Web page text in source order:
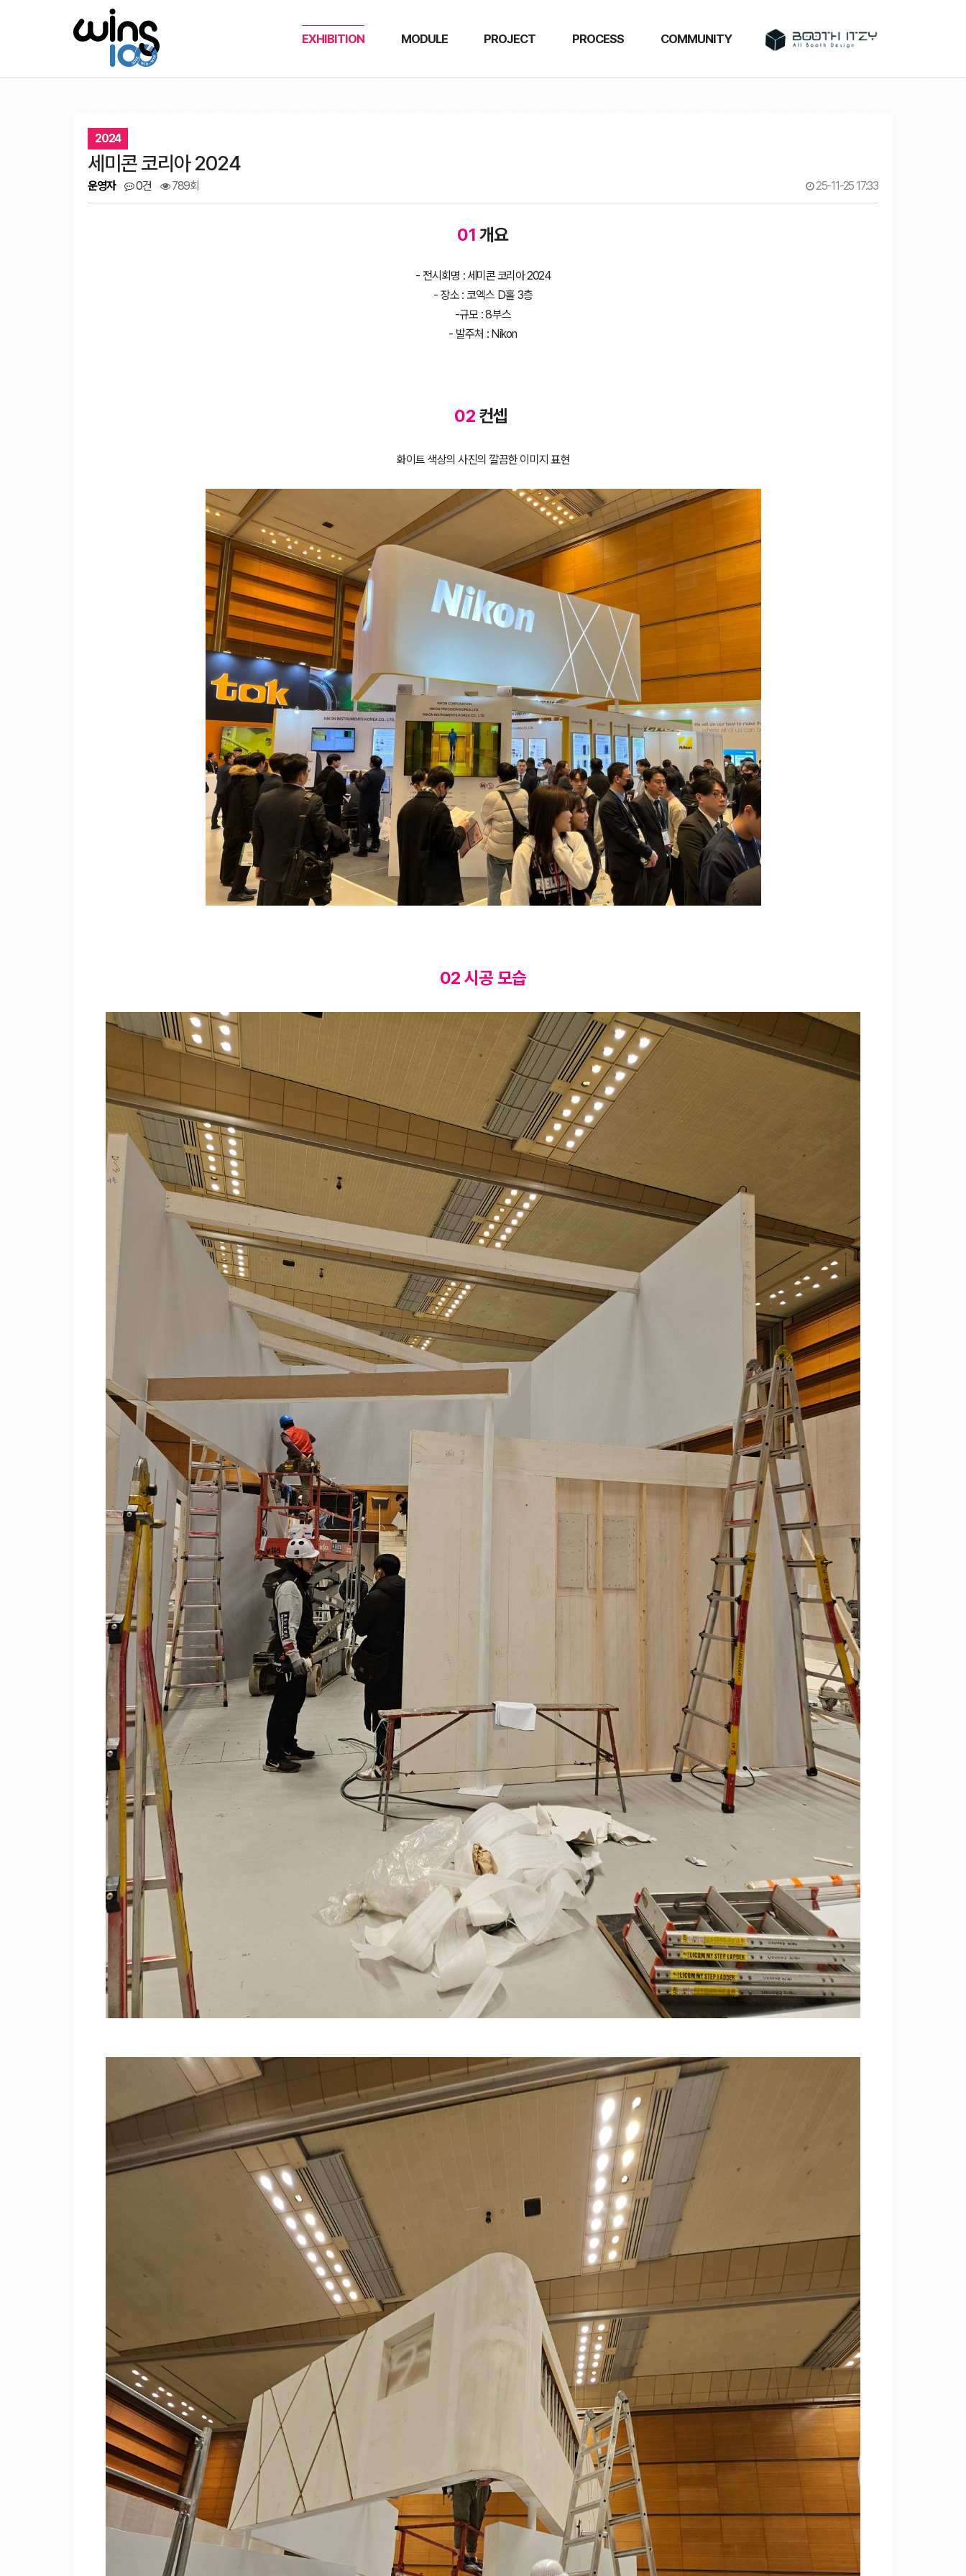
EXHIBITION MODULE PROJECT PROCESS COMMUNITY
2024
세미콘 코리아 2024
운영자 0건 789회 25-11-25 17:33
01 개요
- 전시회명 :세미콘 코리아 2024
- 장소 : 코엑스 D홀 3층
-규모 : 8부스
- 발주처 : Nikon
02 컨셉
화이트 색상의 사진의 깔끔한 이미지 표현
02 시공 모습